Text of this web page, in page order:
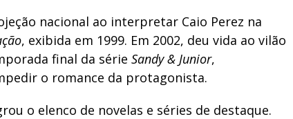
nacional ao interpretar Caio Perez na
, exibida em 1999. Em 2002, deu vida ao vilão
final da série Sandy & Junior,
o romance da protagonista.
o elenco de novelas e séries de destaque.